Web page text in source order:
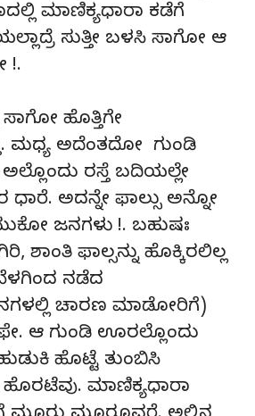
ಮಾಣಿಕ್ಯಧಾರಾ ಕಡೆಗೆ
ಸುತ್ತೀ ಬಳಸಿ ಸಾಗೋ ಆ
!.
ಸಾಗೋ ಹೊತ್ತಿಗೇ
ಮಧ್ಯ ಅದೆಂತದೋ ಗುಂಡಿ
ರಸ್ತೆ ಬದಿಯಲ್ಲೇ
ಧಾರೆ. ಅದನ್ನೇ ಫಾಲ್ಸು ಅನ್ನೋ
ಜನಗಳು !. ಬಹುಷಃ
ಶಾಂತಿ ಫಾಲ್ಸನ್ನು ಹೊಕ್ಕಿರಲಿಲ್ಲ
ಬೆಳಗಿಂದ ನಡೆದ
ಚಾರಣ ಮಾಡೋರಿಗೆ)
ಆ ಗುಂಡಿ ಊರಲ್ಲೊಂದು
ಹೊಟ್ಟೆ ತುಂಬಿಸಿ
ಹೊರಟೆವು. ಮಾಣಿಕ್ಯಧಾರಾ